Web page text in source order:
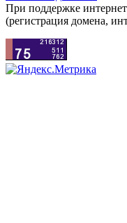
При поддержке
(регистрация домена,